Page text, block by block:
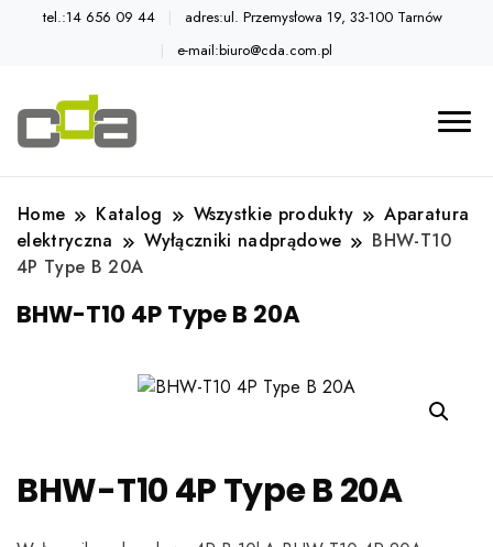
tel.:14 656 09 44
adres:ul. Przemysłowa 19, 33-100 Tarnów
e-mail:biuro@cda.com.pl
Home Katalog Wszystkie produkty
Aparatura
elektryczna
Wyłączniki nadprądowe
BHW-T10
4P Type B 20A
BHW-T10 4P Type B 20A
BHW-T10 4P Type B 20A